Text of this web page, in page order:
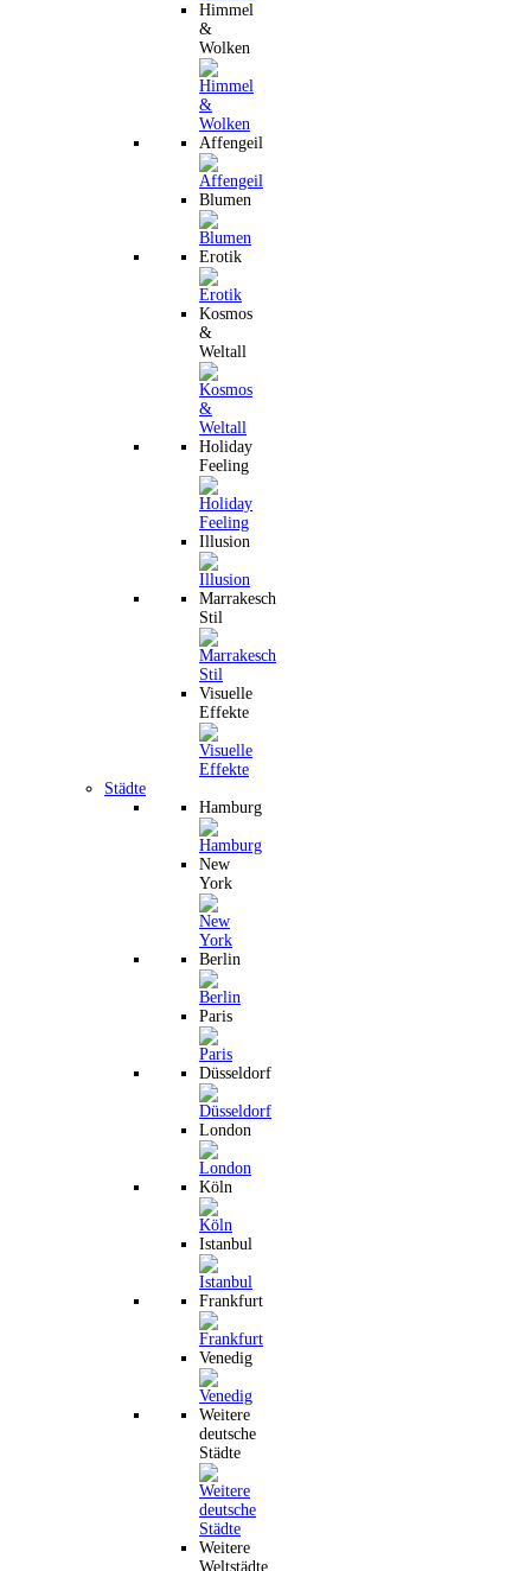
Himmel
&
Wolken
Affengeil
Blumen
Erotik
Kosmos
&
Weltall
Holiday
Feeling
Illusion
Marrakesch
Stil
Visuelle
Effekte
Städte
Hamburg
New
York
Berlin
Paris
Düsseldorf
London
Köln
Istanbul
Frankfurt
Venedig
Weitere
deutsche
Städte
Weitere
Weltstädte